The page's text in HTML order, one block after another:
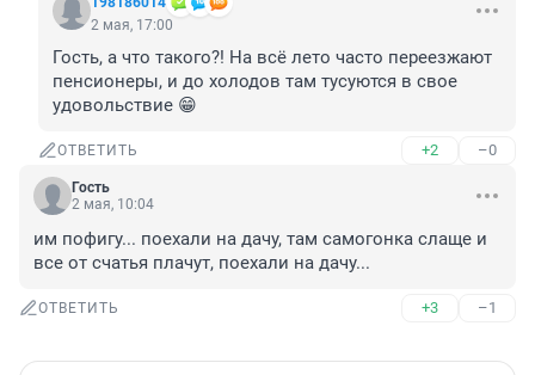
2 мая, 17:00
Гость, а что такого?! На всё лето часто переезжают
пенсионеры, и до холодов там тусуются в свое
удовольствие 😁
ОТВЕТИТЬ +2 –0
Гость
2 мая, 10:04
им пофигу... поехали на дачу, там самогонка слаще и
все от счатья плачут, поехали на дачу...
ОТВЕТИТЬ +3 –1